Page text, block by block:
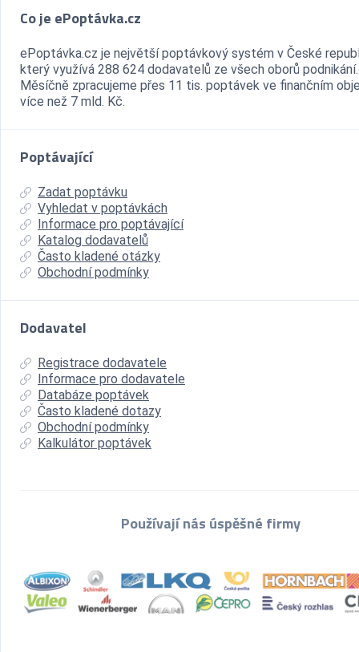
Co je ePoptávka.cz
ePoptávka.cz je největší poptávkový systém v České
který využívá 288 624 dodavatelů ze všech oborů podnikání.
Měsíčně zpracujeme přes 11 tis. poptávek ve finančním
více než 7 mld. Kč.
Poptávající
Zadat poptávku
Vyhledat v poptávkách
Informace pro poptávající
Katalog dodavatelů
Často kladené otázky
Obchodní podmínky
Dodavatel
Registrace dodavatele
Informace pro dodavatele
Databáze poptávek
Často kladené dotazy
Obchodní podmínky
Kalkulátor poptávek
Používají nás úspěšné firmy